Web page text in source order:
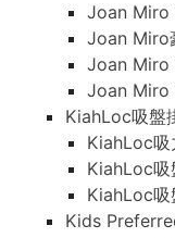
Joan Miro
Joan Miro
Joan Miro
Joan Miro
KiahLoc吸盤
KiahLoc吸
KiahLoc
KiahLoc
Kids